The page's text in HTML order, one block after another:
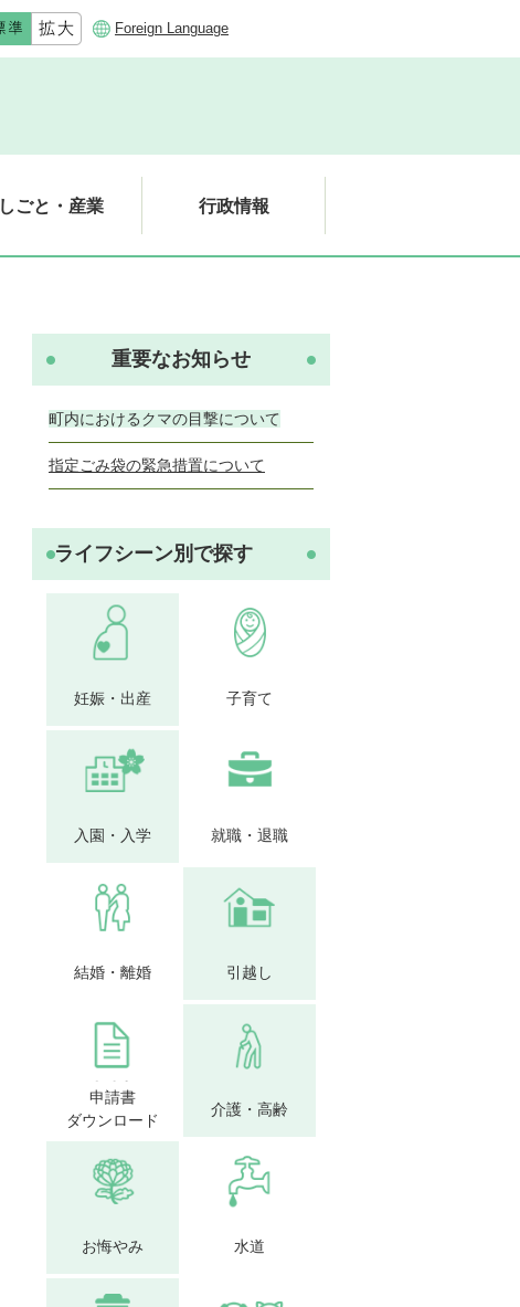
Foreign Language
しごと・産業 行政情報
重要なお知らせ
町内におけるクマの目撃について
指定ごみ袋の緊急措置について
ライフシーン別で探す
妊娠・出産 子育て
入園・入学 就職・退職
結婚・離婚 引越し
申請書
ダウンロード
介護・高齢
お悔やみ 水道